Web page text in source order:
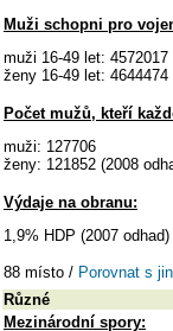
Muži schopni pro
muži 16-49 let: 4572017
ženy 16-49 let: 4644474
Počet mužů, kteří
muži: 127706
ženy: 121852 (2008
Výdaje na obranu:
1,9% HDP (2007 odhad)
88 místo / Porovnat s
Různé
Mezinárodní spory: